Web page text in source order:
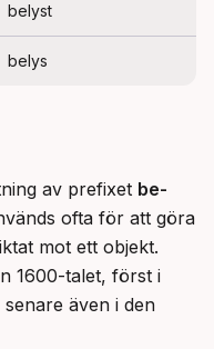
belyst
belys
av prefixet be-
ofta för att göra
mot ett objekt.
1600-talet, först i
även i den